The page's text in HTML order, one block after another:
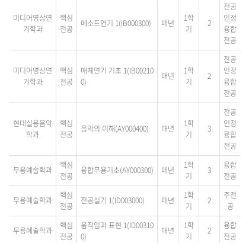
미디어영상연
기학과
핵심
전공
메소드연기 1(IB000300) 매년
1학
기
2
전공
인정
융합
전공
미디어영상연
기학과
핵심
전공
매체연기 기초 1(IB00210
0)
매년
1학
기
2
전공
인정
융합
전공
현대실용음악
학과
핵심
전공
음악의 이해(AY000400) 매년
1학
기
3
전공
인정
융합
전공
무용예술학과
핵심
전공
융합무용기초(AY000300) 매년
1학
기
3
융합
전공
무용예술학과
핵심
전공
전공실기 1(ID003000) 매년
1학
기
2
주전
공
무용예술학과
핵심
전공
움직임과 표현 1(ID00310
0)
매년
1학
기
2
융합
전공